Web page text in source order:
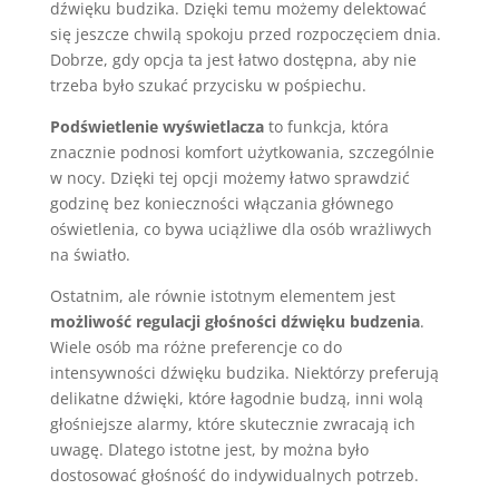
dźwięku budzika. Dzięki temu możemy delektować
się jeszcze chwilą spokoju przed rozpoczęciem dnia.
Dobrze, gdy opcja ta jest łatwo dostępna, aby nie
trzeba było szukać przycisku w pośpiechu.
Podświetlenie wyświetlaczato funkcja, która
znacznie podnosi komfort użytkowania, szczególnie
w nocy. Dzięki tej opcji możemy łatwo sprawdzić
godzinę bez konieczności włączania głównego
oświetlenia, co bywa uciążliwe dla osób wrażliwych
na światło.
Ostatnim, ale równie istotnym elementem jest
możliwość regulacji głośności dźwięku budzenia.
Wiele osób ma różne preferencje co do
intensywności dźwięku budzika. Niektórzy preferują
delikatne dźwięki, które łagodnie budzą, inni wolą
głośniejsze alarmy, które skutecznie zwracają ich
uwagę. Dlatego istotne jest, by można było
dostosować głośność do indywidualnych potrzeb.